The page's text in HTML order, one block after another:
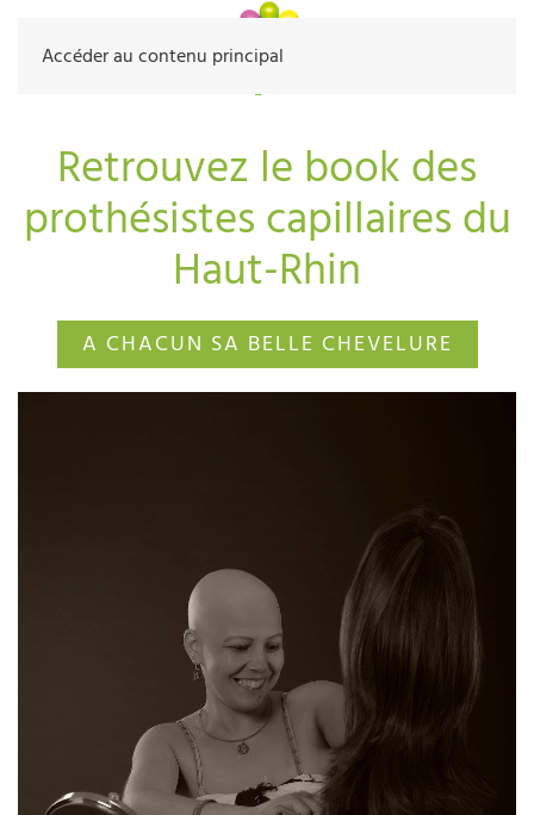
Accéder au contenu principal
Retrouvez le book des
prothésistes capillaires du
Haut-Rhin
A CHACUN SA BELLE CHEVELURE